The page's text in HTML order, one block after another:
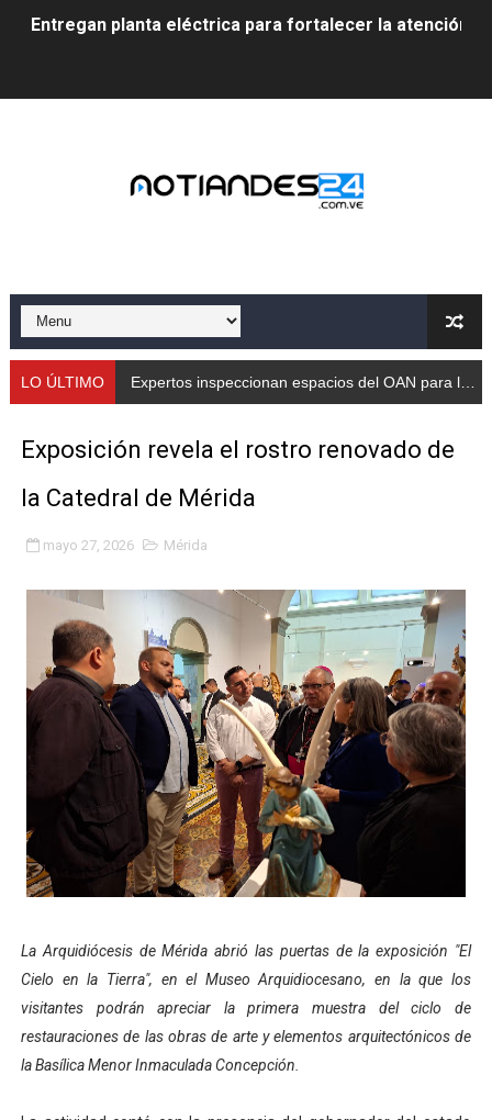
Entregan planta eléctrica para fortalecer la atención
Campo Elías avanza con plan de asfaltado
Venezuela instala su primer detector de
Consolidan planificación técnica en el Complejo
Gobernación de Mérida instalará mesa de trabajo con
Gobierno bolivariano avanza en la transformación del
Niños merideños aprenden sobre gaita de tambora
Hospital universitario muestra sus avances en visita
Instituto Nacional de Nutrición celebra Semana
Gobernación de Mérida fortalece el desarrollo
Corposalud inició talleres para aspirantes al curso de
Fortaleciendo la economía comunal en El Vigía con
Campo Elías consolida plan de bacheo en el sector La
Fundecem inició con éxito el taller vacacional de
El Lactario del Iahula celebra la Semana Mundial de la
LO ÚLTIMO Expertos inspeccionan espacios del OAN para la instalación del detector Cherenkov de agua
Exposición revela el rostro renovado de
la Catedral de Mérida
mayo 27, 2026 Mérida
La Arquidiócesis de Mérida abrió las puertas de la exposición "El
Cielo en la Tierra", en el Museo Arquidiocesano, en la que los
visitantes podrán apreciar la primera muestra del ciclo de
restauraciones de las obras de arte y elementos arquitectónicos de
la Basílica Menor Inmaculada Concepción.